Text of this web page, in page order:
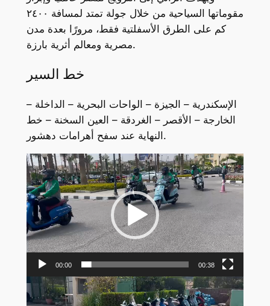
مقوماتها السياحية من خلال جولة تمتد لمسافة ٢٤٠٠
كم على الطرق الأسفلتية فقط، مرورًا بعدة مدن
مصرية ومعالم أثرية بارزة.
خط السير
الإسكندرية – الجيزة – الواحات البحرية – الداخلة –
الخارجة – الأقصر – الغردقة – العين السخنة – خط
النهاية عند سفح أهرامات دهشور.
Video
Player
00:00 00:38
Video
Player